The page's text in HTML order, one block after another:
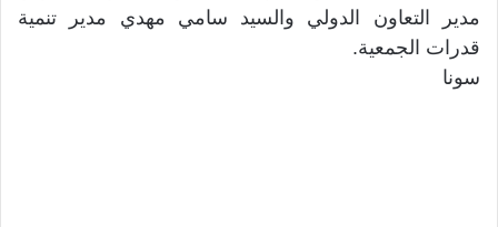
مدير التعاون الدولي والسيد سامي مهدي مدير تنمية
قدرات الجمعية.
سونا